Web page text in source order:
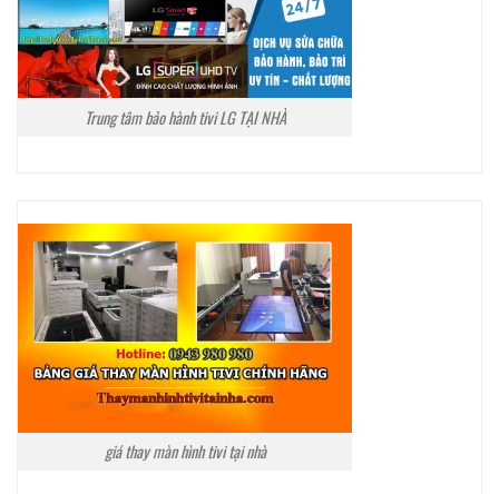
Trung tâm bảo hành tivi LG TẠI NHÀ
giá thay màn hình tivi tại nhà